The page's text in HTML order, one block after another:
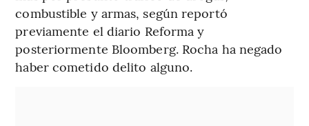
combustible y armas, según reportó
previamente el diario Reforma y
posteriormente Bloomberg. Rocha ha negado
haber cometido delito alguno.